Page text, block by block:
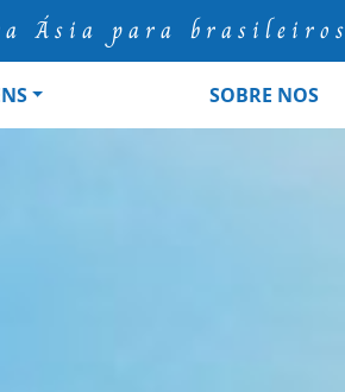
Ásia para brasileiros
SOBRE NOS